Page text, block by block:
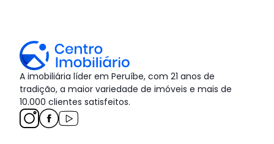
A imobiliária líder em Peruíbe, com 21 anos de
tradição, a maior variedade de imóveis e mais de
10.000 clientes satisfeitos.